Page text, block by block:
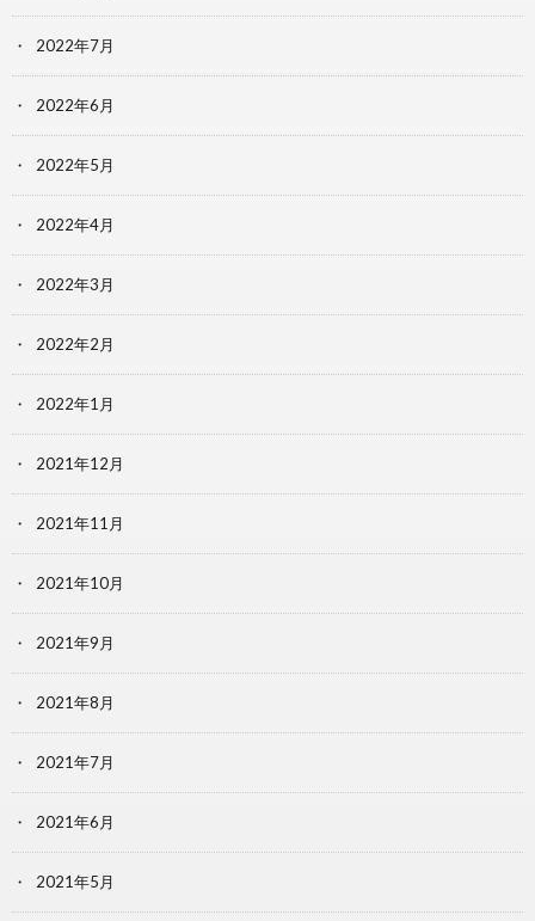
2022年7月
2022年6月
2022年5月
2022年4月
2022年3月
2022年2月
2022年1月
2021年12月
2021年11月
2021年10月
2021年9月
2021年8月
2021年7月
2021年6月
2021年5月